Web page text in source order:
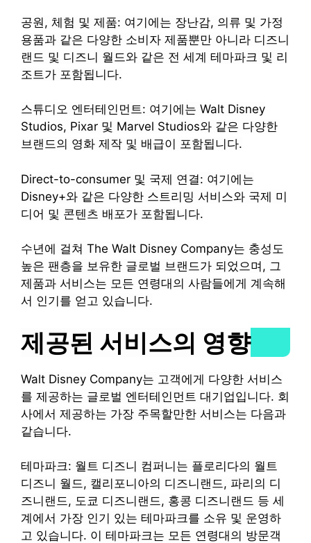
공원, 체험 및 제품: 여기에는 장난감, 의류 및 가정
용품과 같은 다양한 소비자 제품뿐만 아니라 디즈니
랜드 및 디즈니 월드와 같은 전 세계 테마파크 및 리
조트가 포함됩니다.
스튜디오 엔터테인먼트: 여기에는 Walt Disney
Studios, Pixar 및 Marvel Studios와 같은 다양한
브랜드의 영화 제작 및 배급이 포함됩니다.
Direct-to-consumer 및 국제 연결: 여기에는
Disney+와 같은 다양한 스트리밍 서비스와 국제 미
디어 및 콘텐츠 배포가 포함됩니다.
수년에 걸쳐 The Walt Disney Company는 충성도
높은 팬층을 보유한 글로벌 브랜드가 되었으며, 그
제품과 서비스는 모든 연령대의 사람들에게 계속해
서 인기를 얻고 있습니다.
제공된 서비스의 영향
Walt Disney Company는 고객에게 다양한 서비스
를 제공하는 글로벌 엔터테인먼트 대기업입니다. 회
사에서 제공하는 가장 주목할만한 서비스는 다음과
같습니다.
테마파크: 월트 디즈니 컴퍼니는 플로리다의 월트
디즈니 월드, 캘리포니아의 디즈니랜드, 파리의 디
즈니랜드, 도쿄 디즈니랜드, 홍콩 디즈니랜드 등 세
계에서 가장 인기 있는 테마파크를 소유 및 운영하
고 있습니다. 이 테마파크는 모든 연령대의 방문객